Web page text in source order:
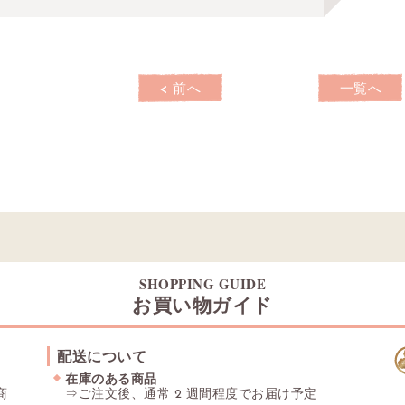
< 前へ 一覧へ
SHOPPING GUIDE
お買い物ガイド
配送について
在庫のある商品
⇒ご注文後、通常 2 週間程度でお届け予定